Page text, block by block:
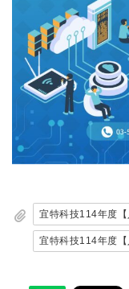
宜特科技114年度
宜特科技114年度